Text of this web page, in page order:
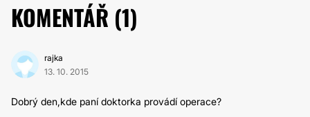
KOMENTÁŘ (1)
rajka
13. 10. 2015
Dobrý den,kde paní doktorka provádí operace?